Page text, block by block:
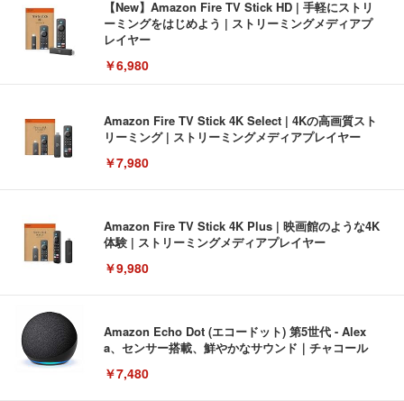
【New】Amazon Fire TV Stick HD | 手軽にストリ
ーミングをはじめよう | ストリーミングメディアプ
レイヤー
￥6,980
Amazon Fire TV Stick 4K Select | 4Kの高画質スト
リーミング | ストリーミングメディアプレイヤー
￥7,980
Amazon Fire TV Stick 4K Plus | 映画館のような4K
体験 | ストリーミングメディアプレイヤー
￥9,980
Amazon Echo Dot (エコードット) 第5世代 - Alex
a、センサー搭載、鮮やかなサウンド｜チャコール
￥7,480